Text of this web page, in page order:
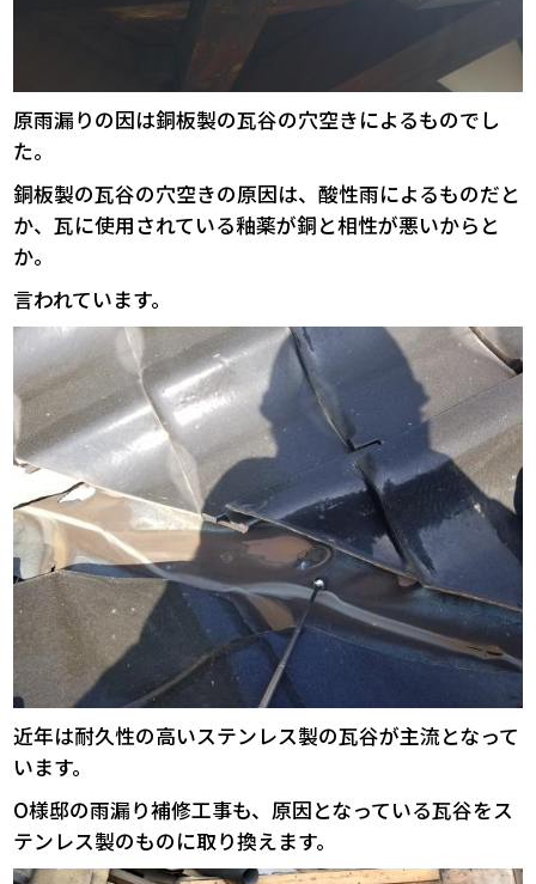
原雨漏りの因は銅板製の瓦谷の穴空きによるものでし
た。
銅板製の瓦谷の穴空きの原因は、酸性雨によるものだと
か、瓦に使用されている釉薬が銅と相性が悪いからと
か。
言われています。
近年は耐久性の高いステンレス製の瓦谷が主流となって
います。
O様邸の雨漏り補修工事も、原因となっている瓦谷をス
テンレス製のものに取り換えます。